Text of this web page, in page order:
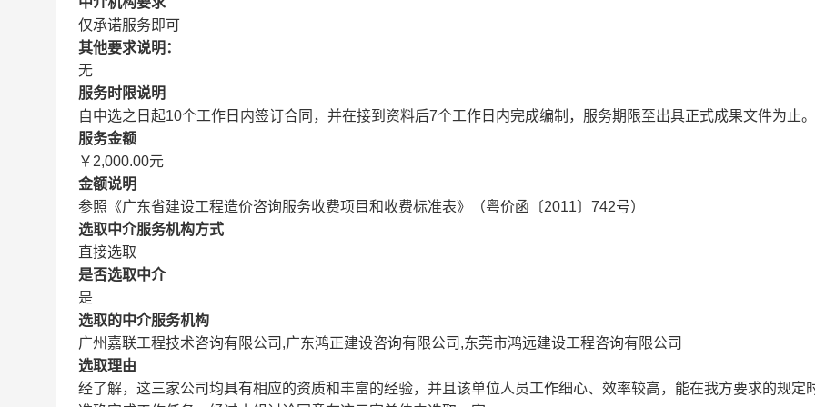
仅承诺服务即可
其他要求说明：
无
服务时限说明
自中选之日起10个工作日内签订合同，并在接到资料后7个工作日内完成编制，服务期限至出具正式成果文件为止。
服务金额
￥2,000.00元
金额说明
参照《广东省建设工程造价咨询服务收费项目和收费标准表》（粤价函〔2011〕742号）
选取中介服务机构方式
直接选取
是否选取中介
是
选取的中介服务机构
广州嘉联工程技术咨询有限公司,广东鸿正建设咨询有限公司,东莞市鸿远建设工程咨询有限公司
选取理由
经了解，这三家公司均具有相应的资质和丰富的经验，并且该单位人员工作细心、效率较高，能在我方要求的规定